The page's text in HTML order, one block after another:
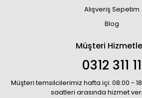
Alışveriş Sepetim
Blog
Müşteri
0312 311
Müşteri temsilcilerimiz hafta içi: 08:00 -
saatleri arasında hizmet